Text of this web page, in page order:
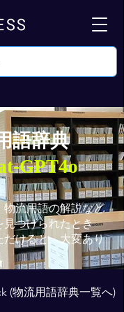
語辞典
GPT4o
物流用語の解説など
見つけられたとき
だけると、大変あり
(物流用語辞典一覧へ)